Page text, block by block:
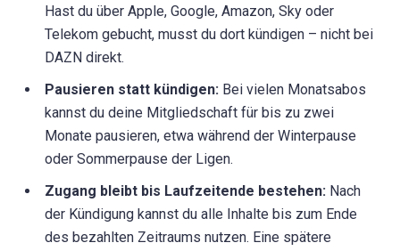
Hast du über Apple, Google, Amazon, Sky oder
Telekom gebucht, musst du dort kündigen – nicht bei
DAZN direkt.
Pausieren statt kündigen: Bei vielen Monatsabos
kannst du deine Mitgliedschaft für bis zu zwei
Monate pausieren, etwa während der Winterpause
oder Sommerpause der Ligen.
Zugang bleibt bis Laufzeitende bestehen: Nach
der Kündigung kannst du alle Inhalte bis zum Ende
des bezahlten Zeitraums nutzen. Eine spätere